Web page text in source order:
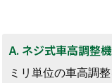
A. ネジ式車高調整
ミリ単位の車高調